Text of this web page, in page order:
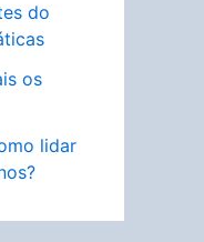
do
os
lidar